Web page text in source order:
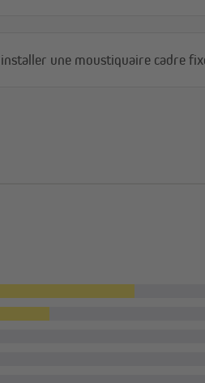
à mailles serrées est fabriquée en
déchirure, en couleur noire élégante.
°C. Le cadre en aluminium solide est
s’harmoniser parfaitement avec vos
une moustiquaire cadre